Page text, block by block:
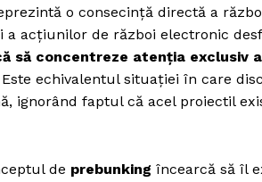
o consecință directă a
a acțiunilor de război electronic
să concentreze atenția exclusiv
Este echivalentul situației în care
ignorând faptul că acel proiectil
de prebunking încearcă să îl